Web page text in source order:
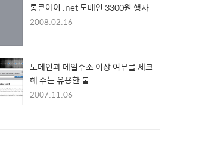
통큰아이 .net 도메인 3300원 행사
2008.02.16
도메인과 메일주소 이상 여부를 체크
해 주는 유용한 툴
2007.11.06